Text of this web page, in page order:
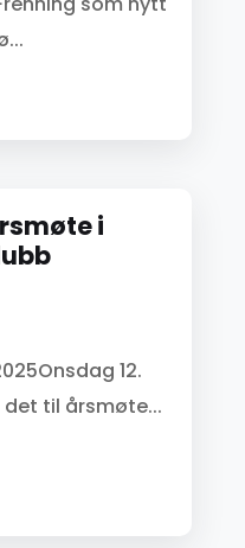
i
12.
det til årsmøte...